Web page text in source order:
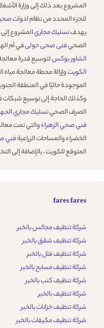
المشروع بعد ذلك إلى وزارة
للجزء المحدد من نظامادوات
يهدفتسليك مجاريالمشروع
الصحيفنى صحى حولىفي أم
الشاور بوكسلتوسيع قدرة
الكويتوإزالة محطة معالجة
الموجودة حاليًا في المنطقة
وكذلك الحاجة إلى توسيع شبكات
الصرف الصحيتسليك مجاري
فني صحي الزهراءوالتي تمت
الخضراء والمساحات الزراعيةفني
المتوقع للكويت ، بالإضافة إلى
fares fares
شركة تنظيف مجالس بالخبر
شركة تنظيف شقق بالخبر
شركة تنظيف فلل بالخبر
شركة تنظيف مسابح بالخبر
شركة تنظيف كنب بالخبر
شركة تنظيف بالخبر
شركة تنظيف خزانات بالخبر
شركة تنظيف مكيفات بالخبر